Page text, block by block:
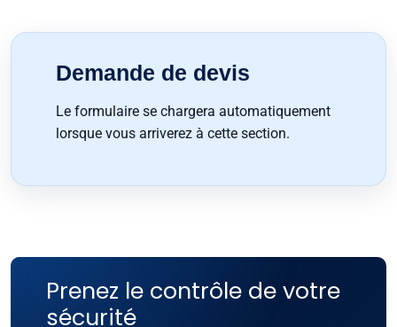
Demande de devis
Le formulaire se chargera automatiquement
lorsque vous arriverez à cette section.
Prenez le contrôle de votre
sécurité